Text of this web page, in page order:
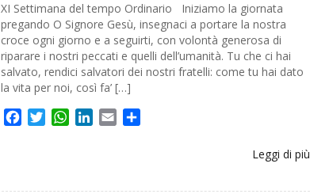
XI Settimana del tempo Ordinario Iniziamo la giornata
pregando O Signore Gesù, insegnaci a portare la nostra
croce ogni giorno e a seguirti, con volontà generosa di
riparare i nostri peccati e quelli dell’umanità. Tu che ci hai
salvato, rendici salvatori dei nostri fratelli: come tu hai dato
la vita per noi, così fa’ […]
Facebook
TwitterWhatsApp
LinkedIn
Email
Leggi di più